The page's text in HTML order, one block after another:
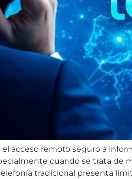
acceso remoto seguro a
cuando se trata de
tradicional presenta